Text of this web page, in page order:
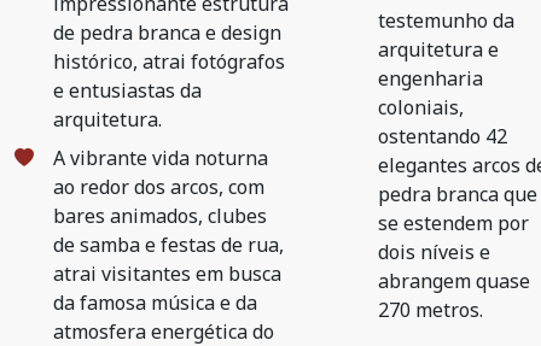
de pedra branca e design
histórico, atrai fotógrafos
e entusiastas da
arquitetura.
A vibrante vida noturna
ao redor dos arcos, com
bares animados, clubes
de samba e festas de rua,
atrai visitantes em busca
da famosa música e da
atmosfera energética do
testemunho da
arquitetura e
engenharia
coloniais,
ostentando 42
elegantes arcos
pedra branca que
se estendem por
dois níveis e
abrangem quase
270 metros.